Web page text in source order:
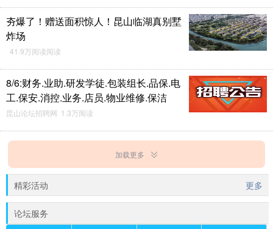
夯爆了！赠送面积惊人！昆山临湖真别墅
炸场
41.9万阅读阅读
8/6:财务.业助.研发学徒.包装组长.品保.电
工.保安.消控.业务.店员.物业维修.保洁
昆山论坛招聘网 1.3万阅读
加载更多
精彩活动 更多
论坛服务